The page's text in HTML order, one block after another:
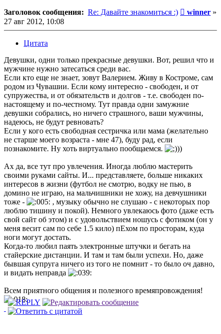
Заголовок сообщения: Re: Давайте знакомиться :) winner »
27 авг 2012, 10:08
Цитата
Девушки, одни только прекрасные девушки. Вот, решил что и
мужчине нужно затесаться среди вас.
Если кто еще не знает, зовут Валерием. Живу в Костроме, сам
родом из Чувашии. Если кому интересно - свободен, и от
супружества, и от обязательств и долгов - т.е. свободен по-
настоящему и по-честному. Тут правда одни замужние
девушки собрались, но ничего страшного, ваши мужчины,
надеюсь, не будут ревновать?
Если у кого есть свободная сестричка или мама (желательно
не старше моего возраста - мне 47), буду рад, если
познакомите. Ну хоть виртуально пообщаемся.
))
Ах да, все тут про увлечения. Иногда люблю мастерить
своими руками сайты. И... представляете, больше никаких
интересов в жизни (футбол не смотрю, водку не пью, в
домино не играю, на мальчишники не хожу, на девчушники
тоже -
, музыку обычно не слушаю - с некоторых пор
люблю тишину и покой). Немного увлекаюсь фото (даже есть
свой сайт об этом) и с удовольствием ношусь с фотиком (он у
меня весит сам по себе 1.5 кило) пЕхом по просторам, куда
ноги могут достать.
Когда-то любил паять электронные штучки и бегать на
стайерские дистанции. И там и там были успехи. Но, даже
бывшая супруга ничего из того не помнит - то было оч давно,
и видать неправда
Всем приятного общения и полезного времяпровождения!